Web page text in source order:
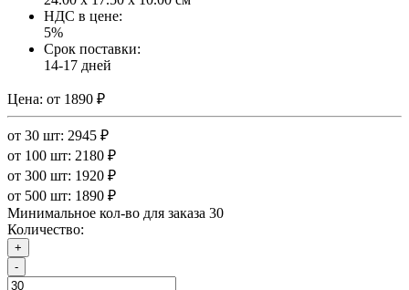
НДС в цене:
5%
Срок поставки:
14-17 дней
Цена: от 1890 ₽
от 30 шт: 2945 ₽
от 100 шт: 2180 ₽
от 300 шт: 1920 ₽
от 500 шт: 1890 ₽
Минимальное кол-во для заказа 30
Количество:
+
-